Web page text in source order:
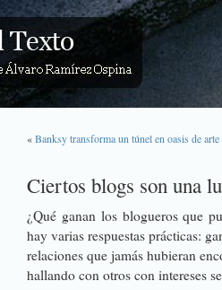
«Banksy transforma un túnel en oasis de arte
Ciertos blogs son una
¿Qué ganan los blogueros que
hay varias respuestas prácticas:
relaciones que jamás hubieran
hallando con otros con intereses